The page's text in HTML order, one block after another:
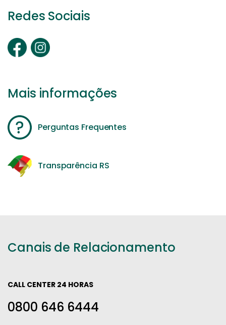
Redes Sociais
Mais informações
Perguntas Frequentes
Transparência RS
Canais de Relacionamento
CALL CENTER 24 HORAS
0800 646 6444